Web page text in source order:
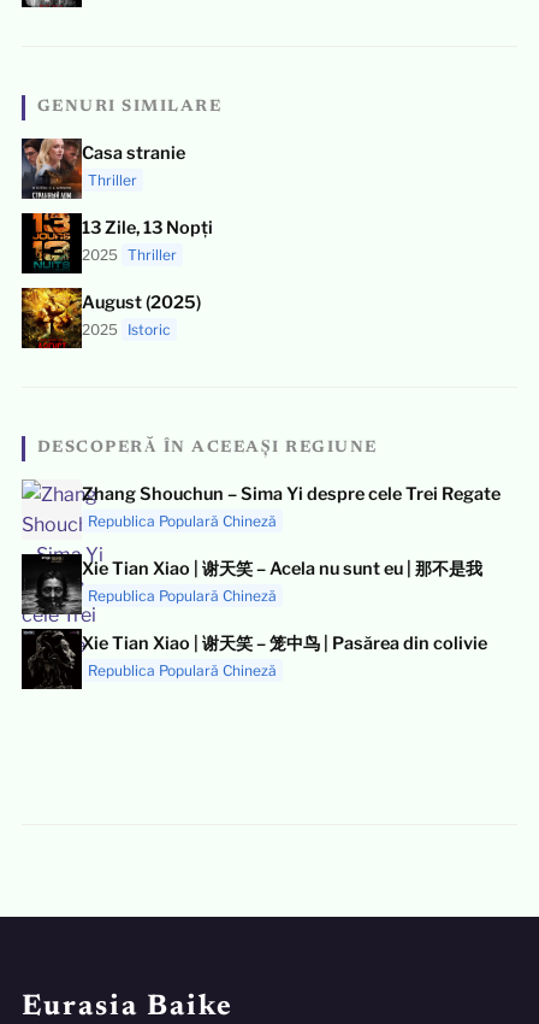
GENURI SIMILARE
Casa stranie
Thriller
13 Zile, 13 Nopți
2025 Thriller
August (2025)
2025 Istoric
DESCOPERĂ ÎN ACEEAȘI REGIUNE
Zhang Shouchun – Sima Yi despre cele Trei Regate
Republica Populară Chineză
Xie Tian Xiao | 谢天笑 – Acela nu sunt eu | 那不是我
Republica Populară Chineză
Xie Tian Xiao | 谢天笑 – 笼中鸟 | Pasărea din colivie
Republica Populară Chineză
Eurasia Baike